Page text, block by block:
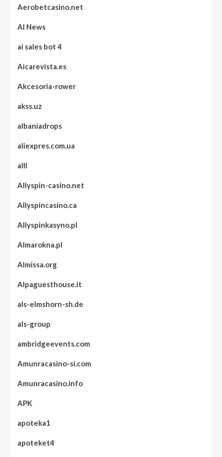
Aerobetcasino.net
AI News
ai sales bot 4
Aicarevista.es
Akcesoria-rower
akss.uz
albaniadrops
aliexpres.com.ua
alll
Allyspin-casino.net
Allyspincasino.ca
Allyspinkasyno.pl
Almarokna.pl
Almissa.org
Alpaguesthouse.it
als-elmshorn-sh.de
als-group
ambridgeevents.com
Amunracasino-si.com
Amunracasino.info
APK
apoteka1
apoteket4